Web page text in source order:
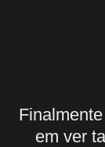
em ver